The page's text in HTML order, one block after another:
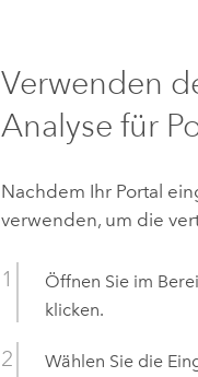
Verwenden
Analyse für
Nachdem Ihr Portal
verwenden, um die
Öffnen Sie im
klicken.
Wählen Sie die